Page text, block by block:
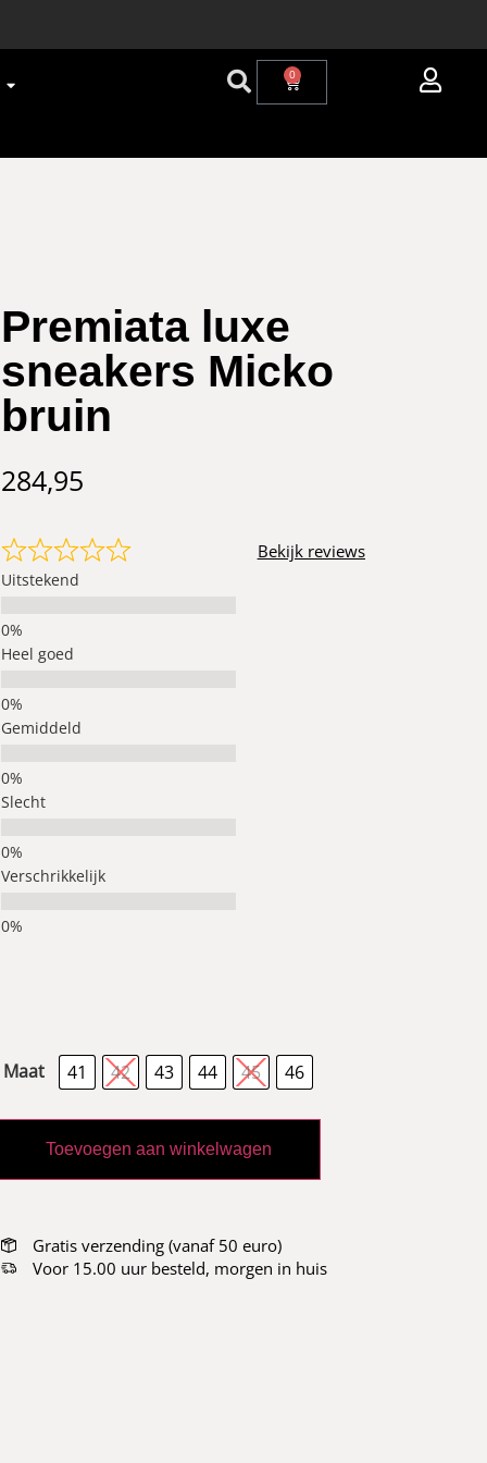
0
Premiata luxe
sneakers Micko
bruin
284,95
Uitstekend
Heel goed
Gemiddeld
Slecht
Verschrikkelijk
Bekijk reviews
Maat 41 42 43 44 45 46
Toevoegen aan winkelwagen
Gratis verzending (vanaf 50 euro)
Voor 15.00 uur besteld, morgen in huis